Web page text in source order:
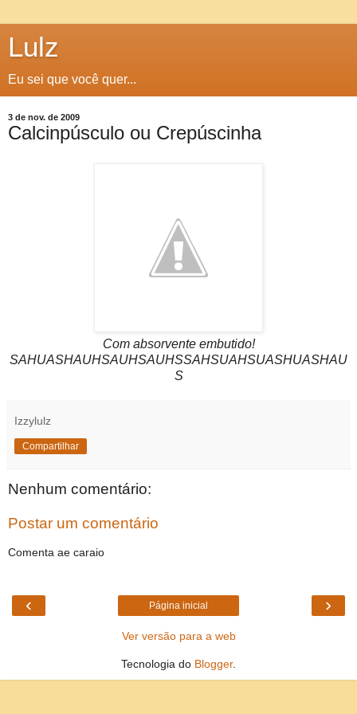
Lulz
Eu sei que você quer...
3 de nov. de 2009
Calcinpúsculo ou Crepúscinha
Com absorvente embutido!
SAHUASHAUHSAUHSAUHSSAHSUAHSUASHUASHAU
S
Izzylulz
Compartilhar
Nenhum comentário:
Postar um comentário
Comenta ae caraio
‹ ›
Página inicial
Ver versão para a web
Tecnologia do Blogger.